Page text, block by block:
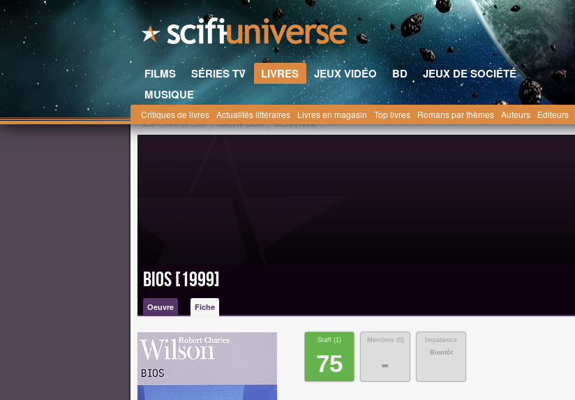
FILMS SÉRIES TV LIVRES JEUX VIDÉO BD
JEUX DE SOCIÉTÉ
MUSIQUE
Critiques de livres Actualités littéraires Livres en magasin Top livres Romans par thèmes Auteurs Editeurs
Scifi-Universe.com l'oeuvre BIOS BIOS [1999]
BIOS [1999]
Oeuvre Fiche
Staff (1)
75
Membres (0)
-
Impatience
Bientôt